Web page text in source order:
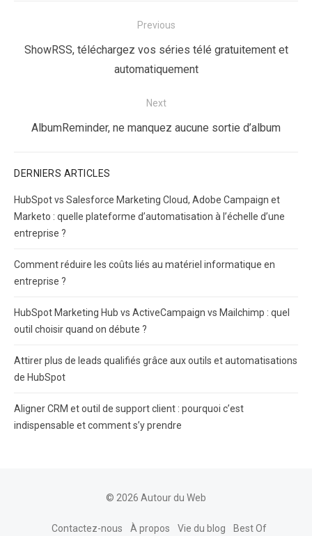
de
Previous
Previous
ShowRSS, téléchargez vos séries télé gratuitement et
automatiquement
Next
Next
AlbumReminder, ne manquez aucune sortie d’album
DERNIERS ARTICLES
HubSpot vs Salesforce Marketing Cloud, Adobe Campaign et
Marketo : quelle plateforme d’automatisation à l’échelle d’une
entreprise ?
Comment réduire les coûts liés au matériel informatique en
entreprise ?
HubSpot Marketing Hub vs ActiveCampaign vs Mailchimp : quel
outil choisir quand on débute ?
Attirer plus de leads qualifiés grâce aux outils et automatisations
de HubSpot
Aligner CRM et outil de support client : pourquoi c’est
indispensable et comment s’y prendre
© 2026 Autour du Web
Contactez-nous À propos Vie du blog Best Of